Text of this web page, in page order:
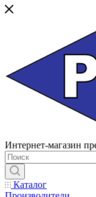
Интернет-магазин
Каталог